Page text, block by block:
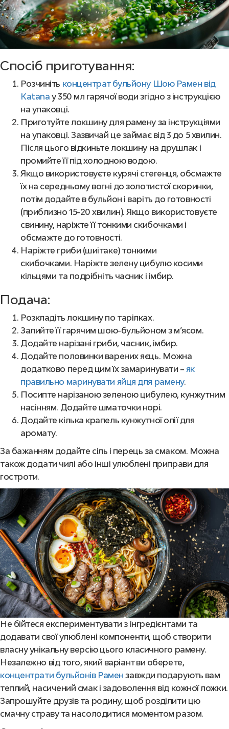
Спосіб приготування:
Розчиніть концентрат бульйону Шою Рамен від
Katana у 350 мл гарячої води згідно з інструкцією
на упаковці.
Приготуйте локшину для рамену за інструкціями
на упаковці. Зазвичай це займає від 3 до 5 хвилин.
Після цього відкиньте локшину на друшлак і
промийте її під холодною водою.
Якщо використовуєте курячі стегенця, обсмажте
їх на середньому вогні до золотистої скоринки,
потім додайте в бульйон і варіть до готовності
(приблизно 15-20 хвилин). Якщо використовуєте
свинину, наріжте її тонкими скибочками і
обсмажте до готовності.
Наріжте гриби (шиітаке) тонкими
скибочками. Наріжте зелену цибулю косими
кільцями та подрібніть часник і імбир.
Подача:
Розкладіть локшину по тарілках.
Залийте її гарячим шою-бульйоном з м’ясом.
Додайте нарізані гриби, часник, імбир.
Додайте половинки варених яєць. Можна
додатково перед цим їх замаринувати – як
правильно маринувати яйця для рамену.
Посипте нарізаною зеленою цибулею, кунжутним
насінням. Додайте шматочки норі.
Додайте кілька крапель кунжутної олії для
аромату.
За бажанням додайте сіль і перець за смаком. Можна
також додати чилі або інші улюблені приправи для
гостроти.
Не бійтеся експериментувати з інгредієнтами та
додавати свої улюблені компоненти, щоб створити
власну унікальну версію цього класичного рамену.
Незалежно від того, який варіант ви оберете,
концентрати бульйонів Рамен завжди подарують вам
теплий, насичений смак і задоволення від кожної ложки.
Запрошуйте друзів та родину, щоб розділити цю
смачну страву та насолодитися моментом разом.